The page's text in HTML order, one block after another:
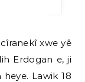
Erdogan e, ji
Lawik 18